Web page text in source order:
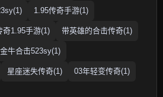
1.95传奇手游(1)
奇1.95手游(1) 带英雄的合击传奇(1)
牛合击523sy(1)
星座迷失传奇(1) 03年轻变传奇(1)